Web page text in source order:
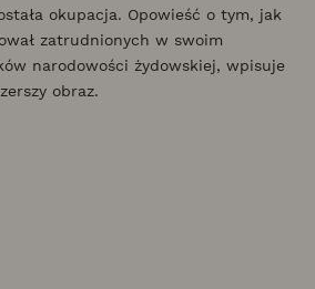
okupacja. Opowieść o tym, jak
zatrudnionych w swoim
narodowości żydowskiej, wpisuje
obraz.